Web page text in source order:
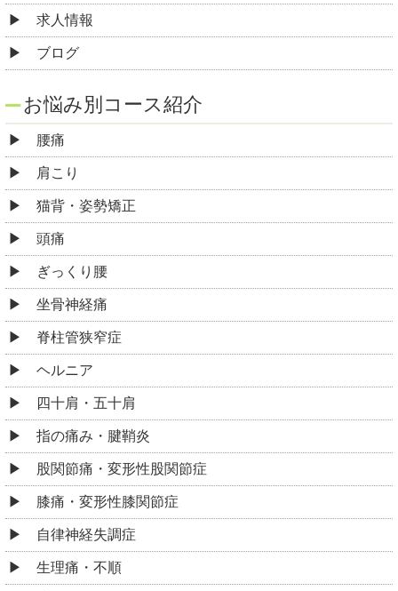
求人情報
ブログ
お悩み別コース紹介
腰痛
肩こり
猫背・姿勢矯正
頭痛
ぎっくり腰
坐骨神経痛
脊柱管狭窄症
ヘルニア
四十肩・五十肩
指の痛み・腱鞘炎
股関節痛・変形性股関節症
膝痛・変形性膝関節症
自律神経失調症
生理痛・不順